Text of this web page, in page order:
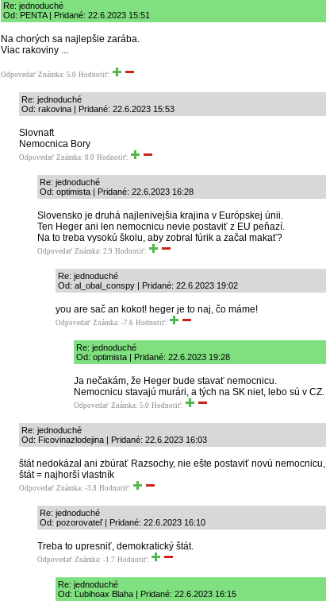
Re: jednoduché
Od: PENTA | Pridané: 22.6.2023 15:51
Na chorých sa najlepšie zarába.
Viac rakoviny ...
Odpovedať Známka: 5.0 Hodnotiť:
Re: jednoduché
Od: rakovina | Pridané: 22.6.2023 15:53
Slovnaft
Nemocnica Bory
Odpovedať Známka: 0.0 Hodnotiť:
Re: jednoduché
Od: optimista | Pridané: 22.6.2023 16:28
Slovensko je druhá najlenivejšia krajina v Európskej únii.
Ten Heger ani len nemocnicu nevie postaviť z EU peňazí.
Na to treba vysokú školu, aby zobral fúrik a začal makať?
Odpovedať Známka: 2.9 Hodnotiť:
Re: jednoduché
Od: al_obal_conspy | Pridané: 22.6.2023 19:02
you are sač an kokot! heger je to naj, čo máme!
Odpovedať Známka: -7.6 Hodnotiť:
Re: jednoduché
Od: optimista | Pridané: 22.6.2023 19:28
Ja nečakám, že Heger bude stavať nemocnicu.
Nemocnicu stavajú murári, a tých na SK niet, lebo sú v CZ.
Odpovedať Známka: 5.0 Hodnotiť:
Re: jednoduché
Od: Ficovinazlodejina | Pridané: 22.6.2023 16:03
štát nedokázal ani zbúrať Razsochy, nie ešte postaviť novú nemocnicu,
štát = najhorší vlastník
Odpovedať Známka: -3.8 Hodnotiť:
Re: jednoduché
Od: pozorovateľ | Pridané: 22.6.2023 16:10
Treba to upresniť, demokratický štát.
Odpovedať Známka: -1.7 Hodnotiť:
Re: jednoduché
Od: Ľubihoax Blaha | Pridané: 22.6.2023 16:15